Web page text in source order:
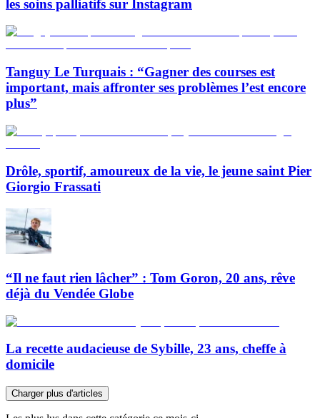
les soins palliatifs sur Instagram
Tanguy Le Turquais : “Gagner des courses est
important, mais affronter ses problèmes l’est encore
plus”
Drôle, sportif, amoureux de la vie, le jeune saint Pier
Giorgio Frassati
“Il ne faut rien lâcher” : Tom Goron, 20 ans, rêve
déjà du Vendée Globe
La recette audacieuse de Sybille, 23 ans, cheffe à
domicile
Charger plus d'articles